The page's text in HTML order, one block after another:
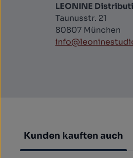
LEONINE
Taunusstr. 21
80807 München
Kunden kauften auch